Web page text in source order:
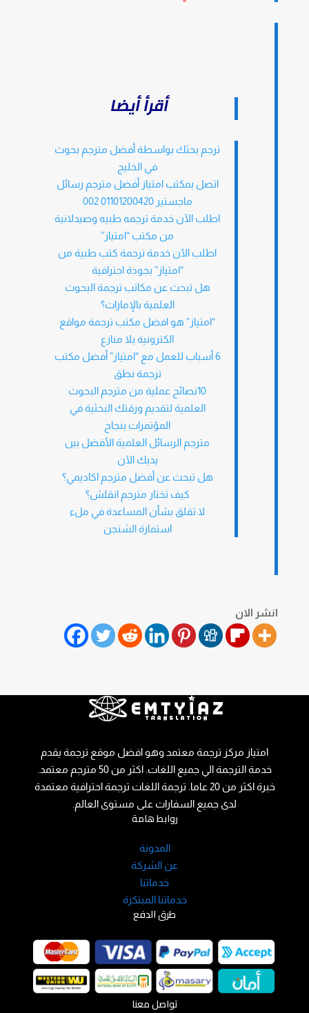
أقرأ أيضا
ترجم بحثك بواسطة أفضل مترجم بحوث
في الخليج
اتصل بمكتب امتياز أفضل مترجم رسائل
ماجستير 01101200420 002
اطلب الآن خدمة ترجمه طبيه وصيدلانية
من مكتب “امتياز”
اطلب الآن خدمة ترجمة كتب طبية من
“امتياز” بجودة احترافية
هل تبحث عن مكاتب ترجمة البحوث
العلمية بالإمارات؟
“امتياز” هو افضل مكتب ترجمة مواقع
الكترونية بلا منازع
6 أسباب للعمل مع “امتياز” أفضل مكتب
ترجمة نطق
10نصائح عملية من مترجم البحوث
العلمية لتقديم ورقتك البحثية في
المؤتمرات بنجاح
مترجم الرسائل العلمية الأفضل بين
يديك الآن
هل تبحث عن أفضل مترجم اكاديمي؟
كيف تختار مترجم انقلش؟
لا تقلق بشأن المساعدة في ملء
استمارة الشنجن
انشر الان
تواصل معنا
طرق الدفع
روابط هامة
المدونة
عن الشركة
خدماتنا
خدماتنا المبتكرة
امتياز مركز ترجمة معتمد وهو افضل موقع ترجمة يقدم
خدمة الترجمة الي جميع اللغات. اكثر من 50 مترجم معتمد.
خبرة اكثر من 20 عاما. ترجمة اللغات ترجمة احترافية معتمدة
لدى جميع السفارات على مستوى العالم.